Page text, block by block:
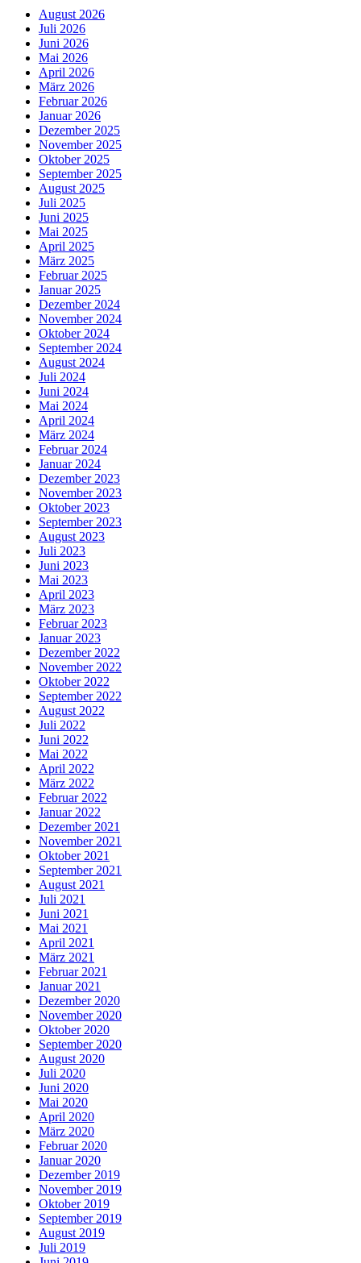
August 2026
Juli 2026
Juni 2026
Mai 2026
April 2026
März 2026
Februar 2026
Januar 2026
Dezember 2025
November 2025
Oktober 2025
September 2025
August 2025
Juli 2025
Juni 2025
Mai 2025
April 2025
März 2025
Februar 2025
Januar 2025
Dezember 2024
November 2024
Oktober 2024
September 2024
August 2024
Juli 2024
Juni 2024
Mai 2024
April 2024
März 2024
Februar 2024
Januar 2024
Dezember 2023
November 2023
Oktober 2023
September 2023
August 2023
Juli 2023
Juni 2023
Mai 2023
April 2023
März 2023
Februar 2023
Januar 2023
Dezember 2022
November 2022
Oktober 2022
September 2022
August 2022
Juli 2022
Juni 2022
Mai 2022
April 2022
März 2022
Februar 2022
Januar 2022
Dezember 2021
November 2021
Oktober 2021
September 2021
August 2021
Juli 2021
Juni 2021
Mai 2021
April 2021
März 2021
Februar 2021
Januar 2021
Dezember 2020
November 2020
Oktober 2020
September 2020
August 2020
Juli 2020
Juni 2020
Mai 2020
April 2020
März 2020
Februar 2020
Januar 2020
Dezember 2019
November 2019
Oktober 2019
September 2019
August 2019
Juli 2019